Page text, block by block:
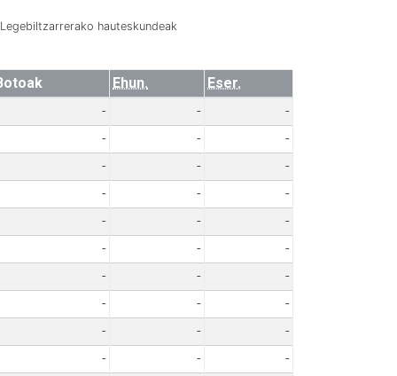
hauteskundeak
Ehun.
Eser.
- -
-
- -
-
- -
-
- -
-
- -
-
- -
-
- -
-
- -
-
- -
-
- -
-